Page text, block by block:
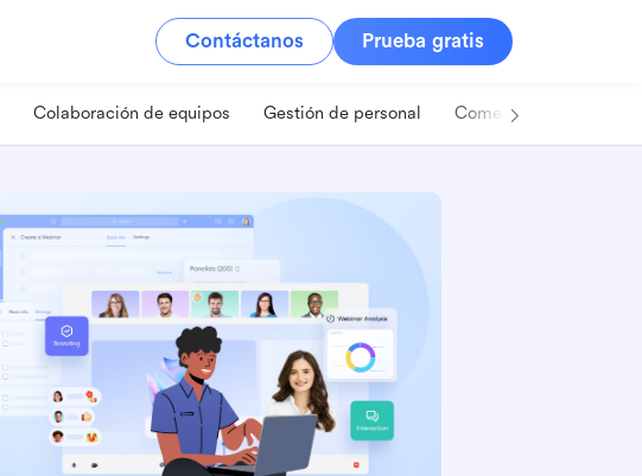
Contáctanos Prueba gratis
Colaboración de equipos Gestión de personal Comercio minorista